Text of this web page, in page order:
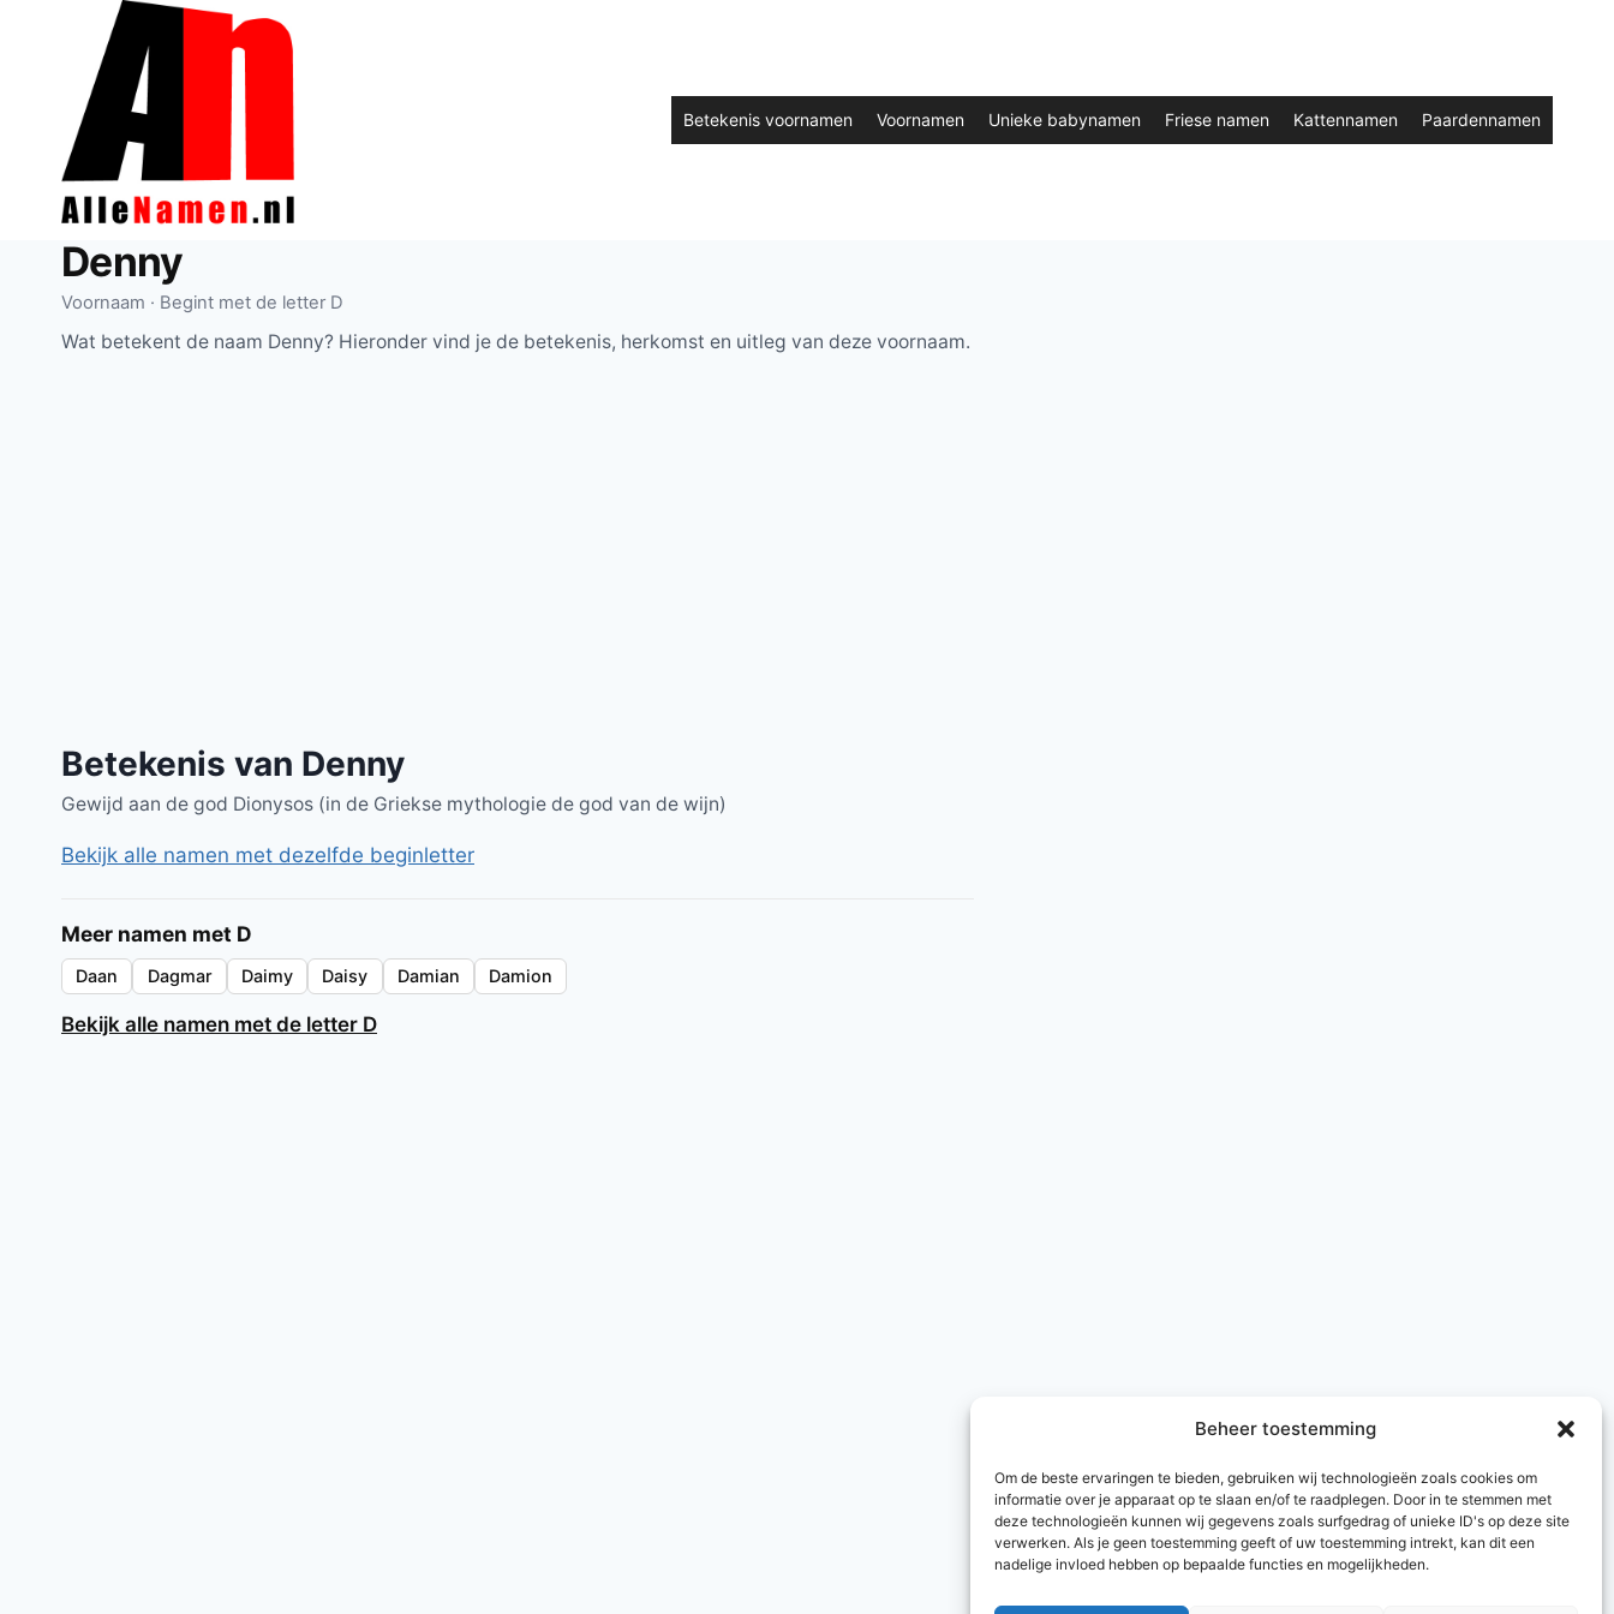
Beheer toestemming
Om de beste ervaringen te bieden, gebruiken wij technologieën zoals cookies om
informatie over je apparaat op te slaan en/of te raadplegen. Door in te stemmen met
deze technologieën kunnen wij gegevens zoals surfgedrag of unieke ID's op deze site
verwerken. Als je geen toestemming geeft of uw toestemming intrekt, kan dit een
nadelige invloed hebben op bepaalde functies en mogelijkheden.
Betekenis voornamen Voornamen Unieke babynamen Friese namen Kattennamen Paardennamen
Denny
Voornaam · Begint met de letter D
Wat betekent de naam Denny? Hieronder vind je de betekenis, herkomst en uitleg van deze voornaam.
Betekenis van Denny
Gewijd aan de god Dionysos (in de Griekse mythologie de god van de wijn)
Bekijk alle namen met dezelfde beginletter
Meer namen met D
Daan Dagmar Daimy Daisy Damian Damion
Bekijk alle namen met de letter D